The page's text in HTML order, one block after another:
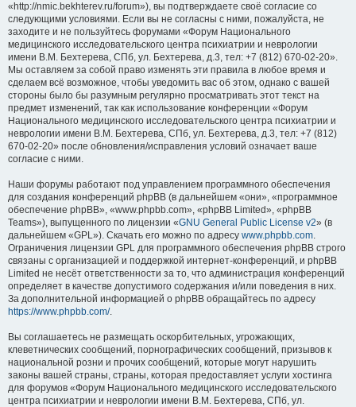
«http://nmic.bekhterev.ru/forum»), вы подтверждаете своё согласие со
следующими условиями. Если вы не согласны с ними, пожалуйста, не
заходите и не пользуйтесь форумами «Форум Национального
медицинского исследовательского центра психиатрии и неврологии
имени В.М. Бехтерева, СПб, ул. Бехтерева, д.3, тел: +7 (812) 670-02-20».
Мы оставляем за собой право изменять эти правила в любое время и
сделаем всё возможное, чтобы уведомить вас об этом, однако с вашей
стороны было бы разумным регулярно просматривать этот текст на
предмет изменений, так как использование конференции «Форум
Национального медицинского исследовательского центра психиатрии и
неврологии имени В.М. Бехтерева, СПб, ул. Бехтерева, д.3, тел: +7 (812)
670-02-20» после обновления/исправления условий означает ваше
согласие с ними.
Наши форумы работают под управлением программного обеспечения
для создания конференций phpBB (в дальнейшем «они», «программное
обеспечение phpBB», «www.phpbb.com», «phpBB Limited», «phpBB
Teams»), выпущенного по лицензии «GNU General Public License v2» (в
дальнейшем «GPL»). Скачать его можно по адресу www.phpbb.com.
Ограничения лицензии GPL для программного обеспечения phpBB строго
связаны с организацией и поддержкой интернет-конференций, и phpBB
Limited не несёт ответственности за то, что администрация конференций
определяет в качестве допустимого содержания и/или поведения в них.
За дополнительной информацией о phpBB обращайтесь по адресу
https://www.phpbb.com/.
Вы соглашаетесь не размещать оскорбительных, угрожающих,
клеветнических сообщений, порнографических сообщений, призывов к
национальной розни и прочих сообщений, которые могут нарушить
законы вашей страны, страны, которая предоставляет услуги хостинга
для форумов «Форум Национального медицинского исследовательского
центра психиатрии и неврологии имени В.М. Бехтерева, СПб, ул.